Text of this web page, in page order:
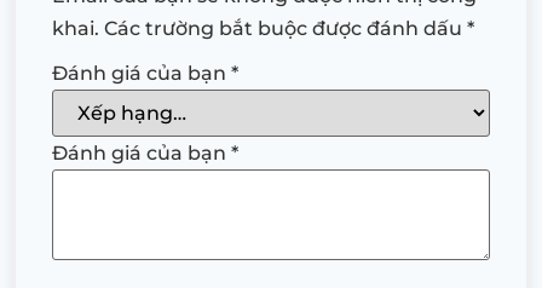
khai. Các trường bắt buộc được đánh dấu *
Đánh giá của bạn *
Đánh giá của bạn *